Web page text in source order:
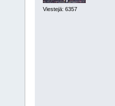
Viestejä: 6357